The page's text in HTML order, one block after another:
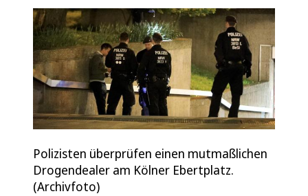
Polizisten überprüfen einen mutmaßlichen
Drogendealer am Kölner Ebertplatz.
(Archivfoto)